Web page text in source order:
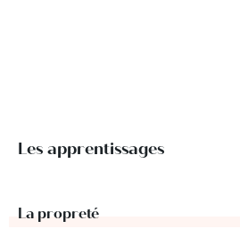
Les apprentissages
La propreté